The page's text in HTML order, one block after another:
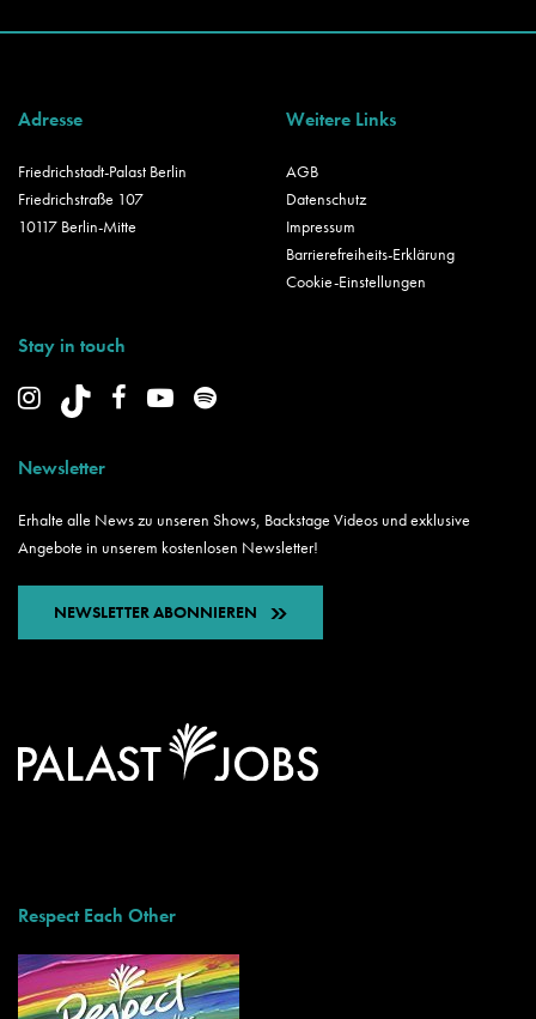
Adresse
Friedrichstadt-Palast Berlin
Friedrichstraße 107
10117 Berlin-Mitte
Weitere Links
AGB
Datenschutz
Impressum
Barrierefreiheits-Erklärung
Cookie-Einstellungen
Stay in touch
Newsletter
Erhalte alle News zu unseren Shows, Backstage Videos und exklusive
Angebote in unserem kostenlosen Newsletter!
NEWSLETTER ABONNIEREN
Respect Each Other